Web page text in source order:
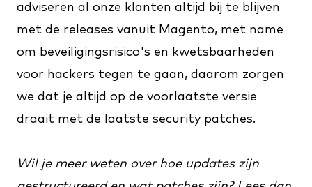
adviseren al onze klanten altijd bij te blijven
met de releases vanuit Magento, met name
om beveiligingsrisico's en kwetsbaarheden
voor hackers tegen te gaan, daarom zorgen
we dat je altijd op de voorlaatste versie
draait met de laatste security patches.
Wil je meer weten over hoe updates zijn